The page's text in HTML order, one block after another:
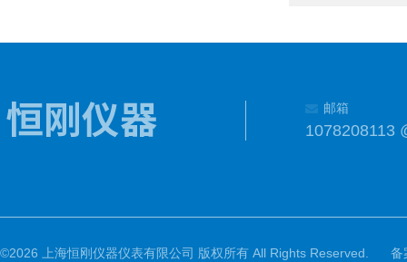
邮箱
1078208113
©2026 上海恒刚仪器仪表有限公司 版权所有 All Rights Reserved.
备